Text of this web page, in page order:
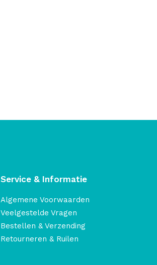
Service & Informatie
Algemene Voorwaarden
Veelgestelde Vragen
Bestellen & Verzending
Retourneren & Ruilen